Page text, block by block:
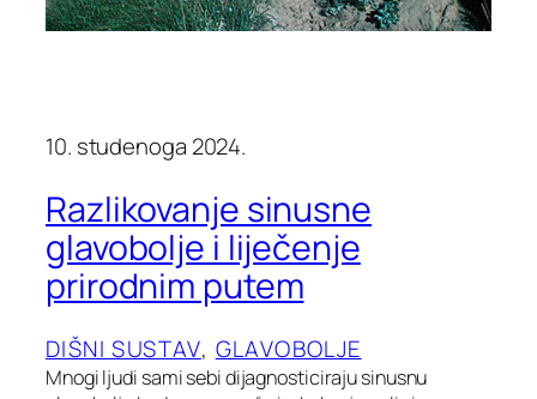
10. studenoga 2024.
Razlikovanje sinusne
glavobolje i liječenje
prirodnim putem
DIŠNI SUSTAV, GLAVOBOLJE
Mnogi ljudi sami sebi dijagnosticiraju sinusnu